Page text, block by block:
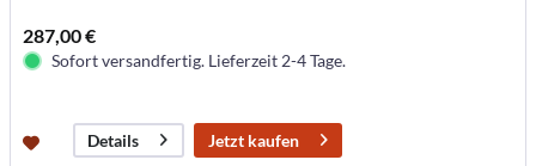
287,00 €
Sofort versandfertig. Lieferzeit 2-4 Tage.
Details Jetzt kaufen